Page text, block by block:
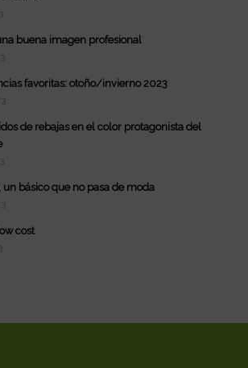
buena imagen profesional
favoritas: otoño/invierno 2023
de rebajas en el color protagonista del
un básico que no pasa de moda
cost